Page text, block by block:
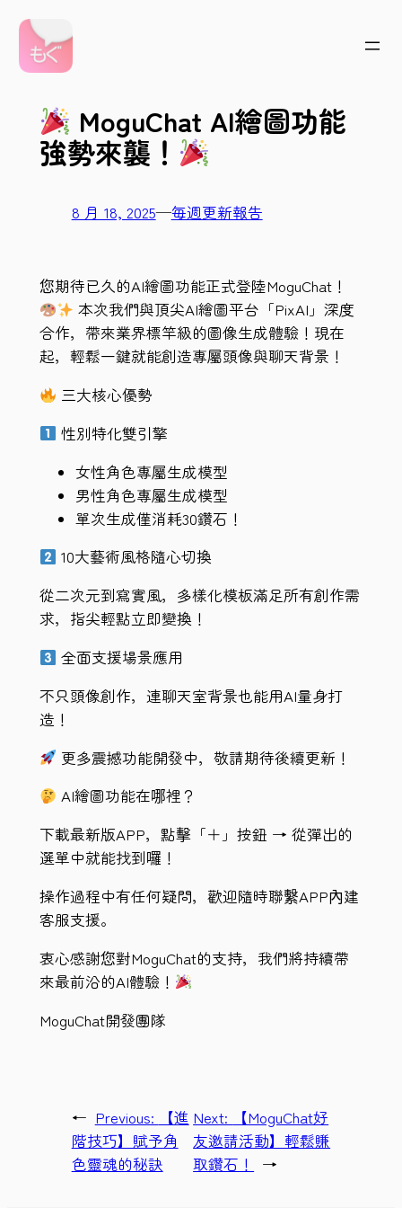
跳
主
MoguChat AI繪圖功能
強勢來襲！
8 月 18, 2025—毎週更新報告
您期待已久的AI繪圖功能正式登陸MoguChat！
本次我們與頂尖AI繪圖平台「PixAI」深度
合作，帶來業界標竿級的圖像生成體驗！現在
起，輕鬆一鍵就能創造專屬頭像與聊天背景！
三大核心優勢
性別特化雙引擎
女性角色專屬生成模型
男性角色專屬生成模型
單次生成僅消耗30鑽石！
10大藝術風格隨心切換
從二次元到寫實風，多樣化模板滿足所有創作需
求，指尖輕點立即變換！
全面支援場景應用
不只頭像創作，連聊天室背景也能用AI量身打
造！
更多震撼功能開發中，敬請期待後續更新！
AI繪圖功能在哪裡？
下載最新版APP，點擊「＋」按鈕 → 從彈出的
選單中就能找到囉！
操作過程中有任何疑問，歡迎隨時聯繫APP內建
客服支援。
衷心感謝您對MoguChat的支持，我們將持續帶
來最前沿的AI體驗！
MoguChat開發團隊
← Previous:
【進
階技巧】賦予角
色靈魂的秘訣
Next:
【MoguChat好
友邀請活動】輕鬆賺
取鑽石！
→